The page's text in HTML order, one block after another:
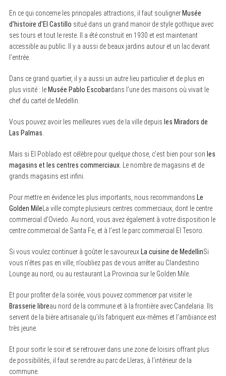
En ce qui concerne les principales attractions, il faut souligner Musée
d’histoire d’El Castillo situé dans un grand manoir de style gothique avec
ses tours et tout le reste. Il a été construit en 1930 et est maintenant
accessible au public. Il y a aussi de beaux jardins autour et un lac devant
l’entrée.
Dans ce grand quartier, il y a aussi un autre lieu particulier et de plus en
plus visité : le Musée Pablo Escobardans l’une des maisons où vivait le
chef du cartel de Medellin.
Vous pouvez avoir les meilleures vues de la ville depuis les Miradors de
Las Palmas
Mais si El Poblado est célèbre pour quelque chose, c’est bien pour son les
magasins et les centres commerciaux. Le nombre de magasins et de
grands magasins est infini.
Pour mettre en évidence les plus importants, nous recommandons Le
Golden Mile La ville compte plusieurs centres commerciaux, dont le centre
commercial d’Oviedo. Au nord, vous avez également à votre disposition le
centre commercial de Santa Fe, et à l’est le parc commercial El Tesoro.
Si vous voulez continuer à goûter le savoureux La cuisine de MedellinSi
vous n’êtes pas en ville, n’oubliez pas de vous arrêter au Clandestino
Lounge au nord, ou au restaurant La Provincia sur le Golden Mile.
Et pour profiter de la soirée, vous pouvez commencer par visiter le
Brasserie libreau nord de la commune et à la frontière avec Candelaria. Ils
servent de la bière artisanale qu’ils fabriquent eux-mêmes et l’ambiance est
très jeune.
Et pour sortir le soir et se retrouver dans une zone de loisirs offrant plus
de possibilités, il faut se rendre au parc de Lleras, à l’intérieur de la
commune.
a
r
f